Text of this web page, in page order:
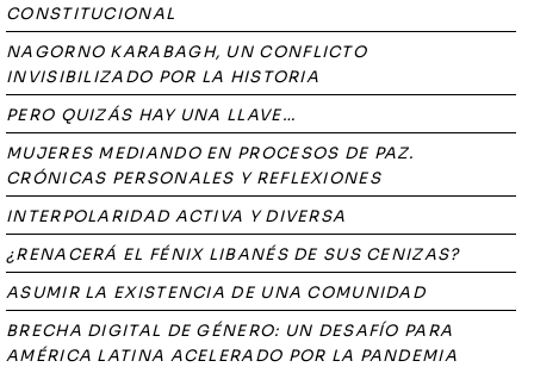
CONSTITUCIONAL
NAGORNO KARABAGH, UN CONFLICTO
INVISIBILIZADO POR LA HISTORIA
PERO QUIZÁS HAY UNA LLAVE…
MUJERES MEDIANDO EN PROCESOS DE PAZ.
CRÓNICAS PERSONALES Y REFLEXIONES
INTERPOLARIDAD ACTIVA Y DIVERSA
¿RENACERÁ EL FÉNIX LIBANÉS DE SUS CENIZAS?
ASUMIR LA EXISTENCIA DE UNA COMUNIDAD
BRECHA DIGITAL DE GÉNERO: UN DESAFÍO PARA
AMÉRICA LATINA ACELERADO POR LA PANDEMIA